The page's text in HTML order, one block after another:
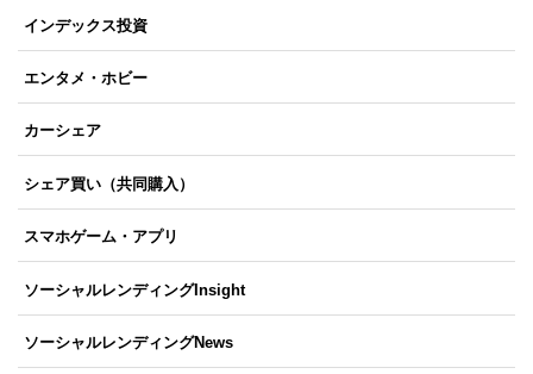
インデックス投資
エンタメ・ホビー
カーシェア
シェア買い（共同購入）
スマホゲーム・アプリ
ソーシャルレンディングInsight
ソーシャルレンディングNews